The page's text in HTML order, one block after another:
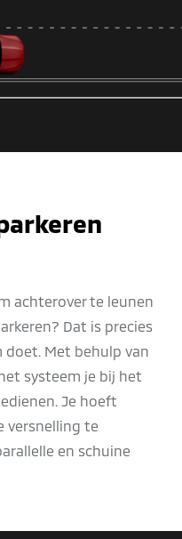
achterover te leunen
Dat is precies
doet. Met behulp van
systeem je bij het
Je hoeft
versnelling te
en schuine